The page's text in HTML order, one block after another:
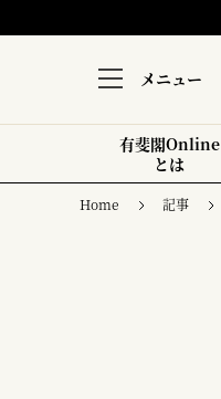
メニュー
有斐閣Online
とは
Home 記事